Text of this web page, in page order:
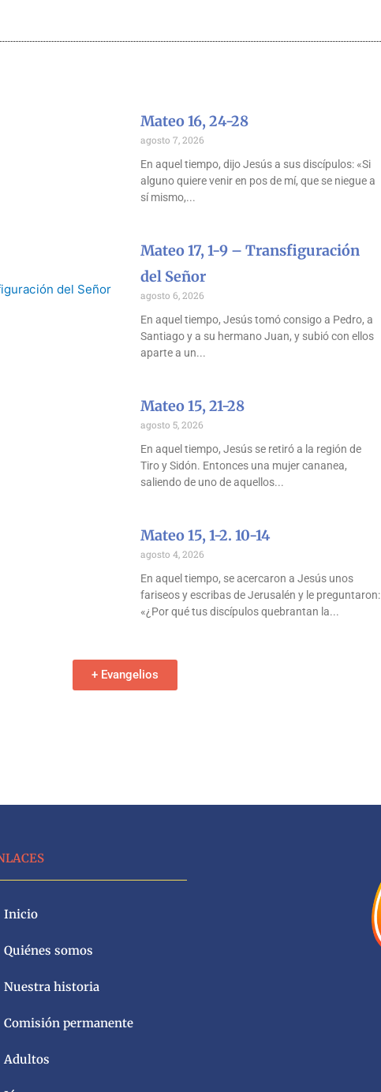
Mateo 16, 24-28
agosto 7, 2026
En aquel tiempo, dijo Jesús a sus discípulos: «Si
alguno quiere venir en pos de mí, que se niegue a
sí mismo,
Mateo 17, 1-9 – Transfiguración
del Señor
agosto 6, 2026
En aquel tiempo, Jesús tomó consigo a Pedro, a
Santiago y a su hermano Juan, y subió con ellos
aparte a un
Mateo 15, 21-28
agosto 5, 2026
En aquel tiempo, Jesús se retiró a la región de
Tiro y Sidón. Entonces una mujer cananea,
saliendo de uno de aquellos
Mateo 15, 1-2. 10-14
agosto 4, 2026
En aquel tiempo, se acercaron a Jesús unos
fariseos y escribas de Jerusalén y le preguntaron:
«¿Por qué tus discípulos quebrantan la
+ Evangelios
Inicio
Quiénes somos
Nuestra historia
Comisión permanente
Adultos